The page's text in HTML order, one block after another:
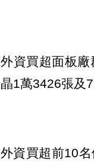
外資買超面板
晶1萬3426張及
外資買超前10